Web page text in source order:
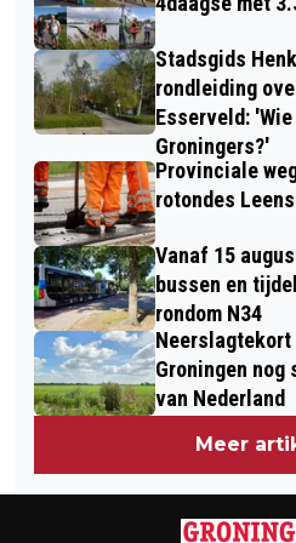
HARINGTEST
Stadsgids
rondleiding
Esserveld:
Groningers?'
Provinciale
rotondes
Vanaf 15
bussen en
rondom N34
Neerslagtekort
Groningen
van Nederland
Meer